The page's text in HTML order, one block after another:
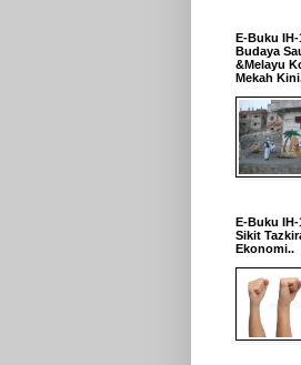
E-Buku IH-
Budaya
&Melayu
Mekah
E-Buku IH-
Sikit
Ekonomi..